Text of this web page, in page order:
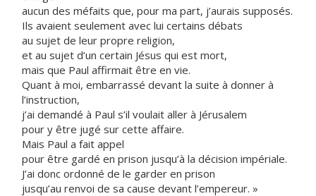
aucun des méfaits que, pour ma part, j’aurais supposés.
Ils avaient seulement avec lui certains débats
au sujet de leur propre religion,
et au sujet d’un certain Jésus qui est mort,
mais que Paul affirmait être en vie.
Quant à moi, embarrassé devant la suite à donner à
l’instruction,
j’ai demandé à Paul s’il voulait aller à Jérusalem
pour y être jugé sur cette affaire.
Mais Paul a fait appel
pour être gardé en prison jusqu’à la décision impériale.
J’ai donc ordonné de le garder en prison
jusqu’au renvoi de sa cause devant l’empereur. »